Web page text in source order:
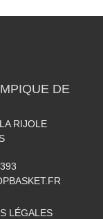
DE
RIJOLE
LÉGALES